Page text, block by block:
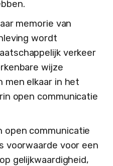
memorie van
wordt
verkeer
wijze
elkaar in het
open communicatie
open communicatie
voorwaarde voor een
gelijkwaardigheid,